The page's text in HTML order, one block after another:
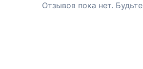
Отзывов пока нет.